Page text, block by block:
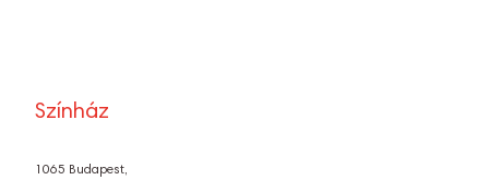
Színház
1065 Budapest,